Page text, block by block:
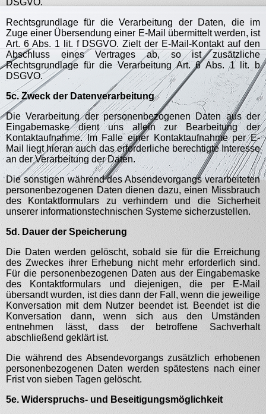
DSGVO.
Rechtsgrundlage für die Verarbeitung der Daten, die im
Zuge einer Übersendung einer E-Mail übermittelt werden, ist
Art. 6 Abs. 1 lit. f DSGVO. Zielt der E-Mail-Kontakt auf den
Abschluss eines Vertrages ab, so ist zusätzliche
Rechtsgrundlage für die Verarbeitung Art. 6 Abs. 1 lit. b
DSGVO.
5c. Zweck der Datenverarbeitung
Die Verarbeitung der personenbezogenen Daten aus der
Eingabemaske dient uns allein zur Bearbeitung der
Kontaktaufnahme. Im Falle einer Kontaktaufnahme per E-
Mail liegt hieran auch das erforderliche berechtigte Interesse
an der Verarbeitung der Daten.
Die sonstigen während des Absendevorgangs verarbeiteten
personenbezogenen Daten dienen dazu, einen Missbrauch
des Kontaktformulars zu verhindern und die Sicherheit
unserer informationstechnischen Systeme sicherzustellen.
5d. Dauer der Speicherung
Die Daten werden gelöscht, sobald sie für die Erreichung
des Zweckes ihrer Erhebung nicht mehr erforderlich sind.
Für die personenbezogenen Daten aus der Eingabemaske
des Kontaktformulars und diejenigen, die per E-Mail
übersandt wurden, ist dies dann der Fall, wenn die jeweilige
Konversation mit dem Nutzer beendet ist. Beendet ist die
Konversation dann, wenn sich aus den Umständen
entnehmen lässt, dass der betroffene Sachverhalt
abschließend geklärt ist.
Die während des Absendevorgangs zusätzlich erhobenen
personenbezogenen Daten werden spätestens nach einer
Frist von sieben Tagen gelöscht.
5e. Widerspruchs- und Beseitigungsmöglichkeit